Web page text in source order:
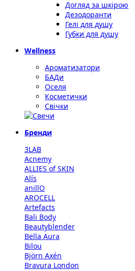
Догляд за шкірою
Дезодоранти
Гелі для душу
Губки для душу
Wellness
Ароматизатори
БАДи
Оселя
Косметички
Свічки
Бренди
3LAB
Acnemy
ALLIES of SKIN
Alís
anillO
AROCELL
Artefacts
Bali Body
Beautyblender
Bella Aura
Bilou
Björn Axén
Bravura London